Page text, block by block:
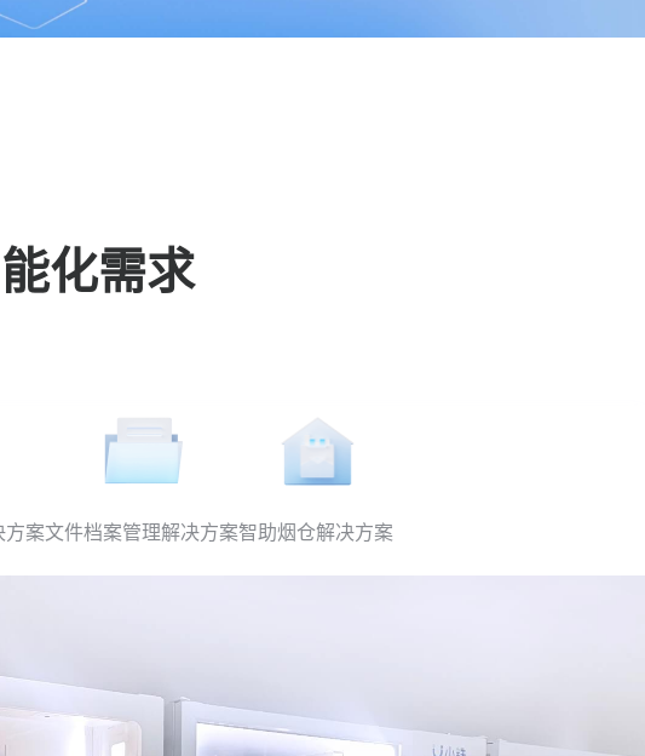
化需求
方案文件档案管理解决方案智助烟仓解决方案